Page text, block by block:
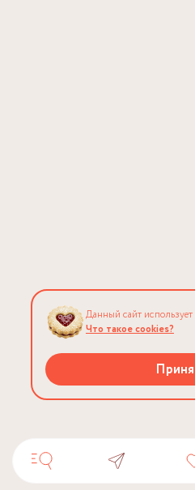
Данный сайт использует
Что такое cookies?